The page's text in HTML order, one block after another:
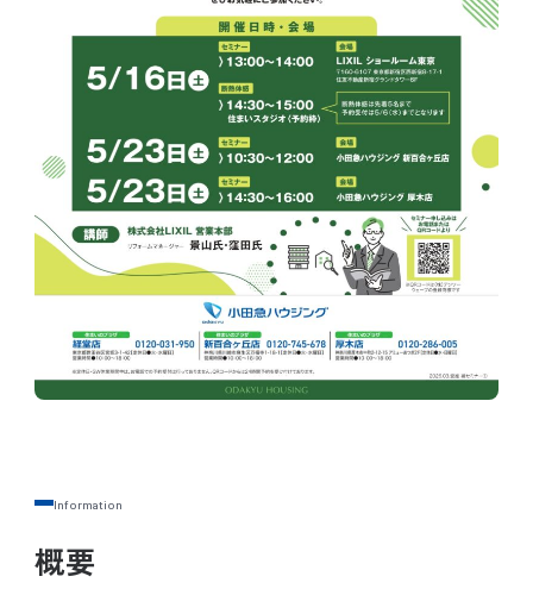
概要